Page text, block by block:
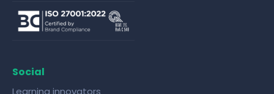
Social
Learning innovators